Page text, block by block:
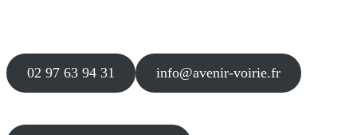
02 97 63 94 31 info@avenir-voirie.fr